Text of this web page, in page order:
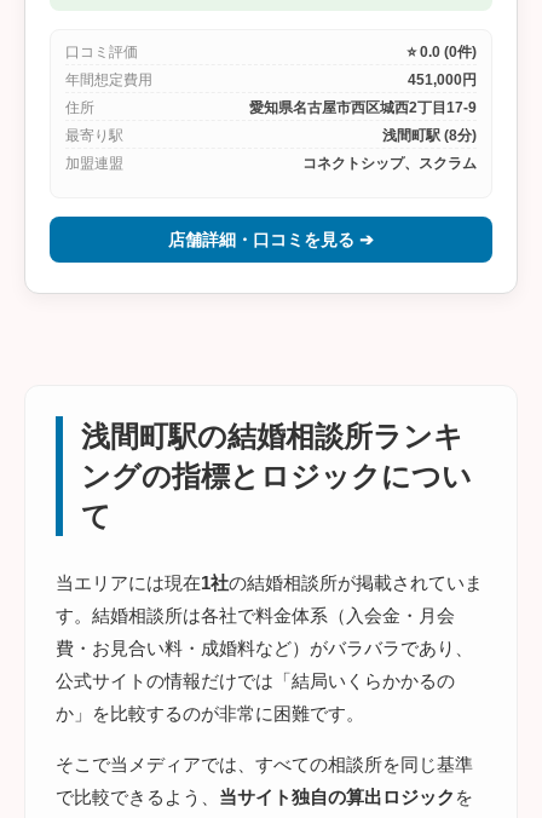
口コミ評価
⭐ 0.0 (0件)
年間想定費用
451,000円
住所
愛知県名古屋市西区城西2丁目17-9
最寄り駅
浅間町駅 (8分)
加盟連盟
コネクトシップ、スクラム
店舗詳細・口コミを見る ➔
浅間町駅の結婚相談所ランキ
ングの指標とロジックについ
て
当エリアには現在1社の結婚相談所が掲載されていま
す。結婚相談所は各社で料金体系（入会金・月会
費・お見合い料・成婚料など）がバラバラであり、
公式サイトの情報だけでは「結局いくらかかるの
か」を比較するのが非常に困難です。
そこで当メディアでは、すべての相談所を同じ基準
で比較できるよう、 当サイト独自の算出ロジック を